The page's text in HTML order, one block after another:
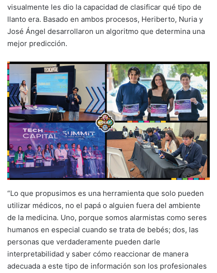
visualmente les dio la capacidad de clasificar qué tipo de
llanto era. Basado en ambos procesos, Heriberto, Nuria y
José Ángel desarrollaron un algoritmo que determina una
mejor predicción.
“Lo que propusimos es una herramienta que solo pueden
utilizar médicos, no el papá o alguien fuera del ambiente
de la medicina. Uno, porque somos alarmistas como seres
humanos en especial cuando se trata de bebés; dos, las
personas que verdaderamente pueden darle
interpretabilidad y saber cómo reaccionar de manera
adecuada a este tipo de información son los profesionales